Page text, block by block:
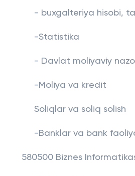
- buxgalteriya hisobi,
-Statistika
- Davlat moliyaviy
-Moliya va kredit
Soliqlar va soliq solish
-Banklar va bank
580500 Biznes